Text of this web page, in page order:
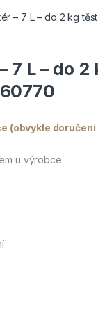
– 7 L – do 2 kg
7 L – do 2
(obvykle doručení
u výrobce